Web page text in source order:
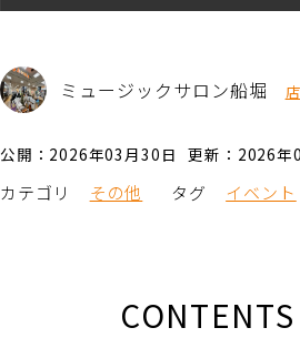
ミュージックサロン船堀
公開：2026年03月30日 更新：2026年
カテゴリ その他 タグ イベント
CONTENTS